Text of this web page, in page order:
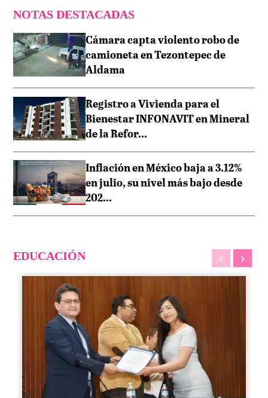
NOTAS DESTACADAS
Cámara capta violento robo de
camioneta en Tezontepec de
Aldama
Registro a Vivienda para el
Bienestar INFONAVIT en Mineral
de la Refor...
Inflación en México baja a 3.12%
en julio, su nivel más bajo desde
202...
EDUCACIÓN ‹ ›